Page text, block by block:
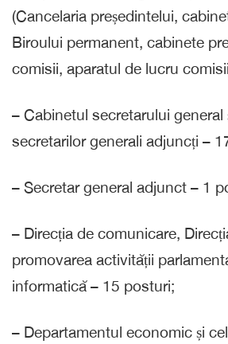
(Cancelaria președintelui,
Biroului permanent, cabinete
comisii, aparatul de lucru
– Cabinetul secretarului general
secretarilor generali adjuncți –
– Secretar general adjunct – 1
– Direcția de comunicare,
promovarea activității
informatică – 15 posturi;
– Departamentul economic și